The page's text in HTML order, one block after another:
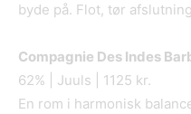
byde på. Flot, tør
Compagnie Des Indes
62% | Juuls | 1125 kr.
En rom i harmonisk